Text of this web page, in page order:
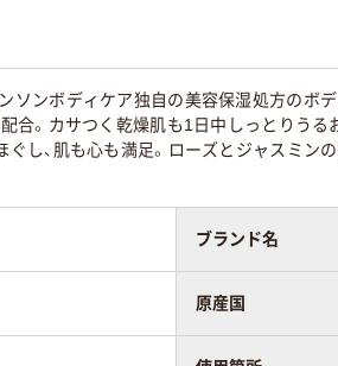
ソンボディケア独自の美容保湿処方のボ
合。カサつく乾燥肌も1日中しっとりう
ぐし、肌も心も満足。ローズとジャスミ
ブランド名
原産国